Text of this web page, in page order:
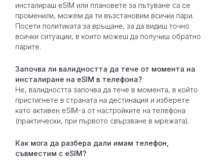
инсталираш eSIM или плановете за пътуване са се
променили, можем да ти възстановим всички пари.
Посети политиката за връщане, за да видиш точно
всички ситуации, в които можеш да получиш обратно
парите.
Започва ли валидността да тече от момента на
инсталиране на eSIM в телефона?
Не, валидността започва да тече в момента, в който
пристигнете в страната на дестинация и изберете
като активен eSIM-а от настройките на телефона
(практически, при първото свързване в мрежата).
Как мога да разбера дали имам телефон,
съвместим с eSIM?